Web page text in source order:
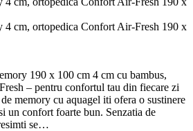
190 x 100 cm 4 cm cu bambus,
– pentru confortul tau din fiecare zi
memory cu aquagel iti ofera o sustinere
un confort foarte bun. Senzatia de
se…